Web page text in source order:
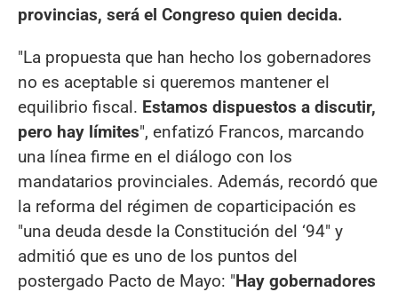
provincias, será el Congreso quien decida.
"La propuesta que han hecho los gobernadores
no es aceptable si queremos mantener el
equilibrio fiscal. Estamos dispuestos a discutir,
pero hay límites", enfatizó Francos, marcando
una línea firme en el diálogo con los
mandatarios provinciales. Además, recordó que
la reforma del régimen de coparticipación es
"una deuda desde la Constitución del ‘94" y
admitió que es uno de los puntos del
postergado Pacto de Mayo: "Hay gobernadores